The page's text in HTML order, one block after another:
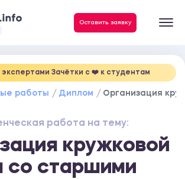
Оставить заявку
Зачётки c ❤️ к студентам
работы Диплом Организация
работа на тему:
кружковой
со старшими